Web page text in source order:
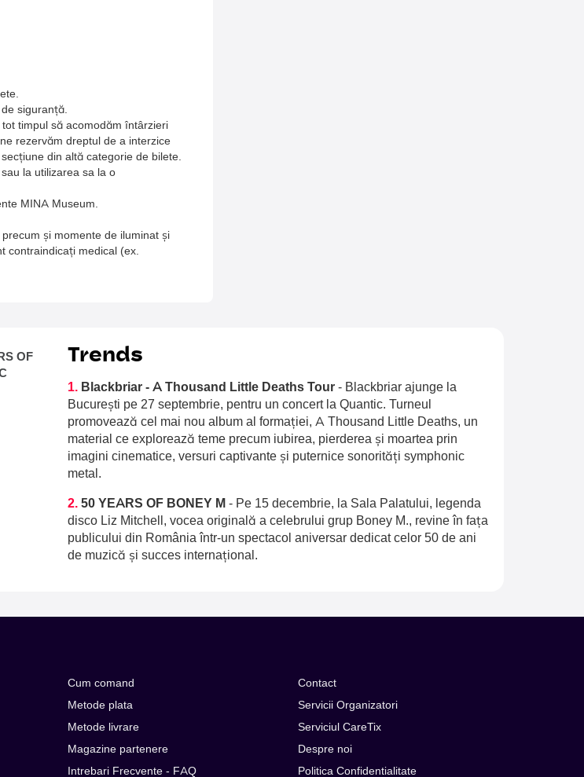
siguranță.
timpul să acomodăm întârzieri
rezervăm dreptul de a interzice
din altă categorie de bilete.
la utilizarea sa la o
MINA Museum.
și momente de iluminat și
contraindicați medical (ex.
OF
Trends
1. Blackbriar - A Thousand Little Deaths Tour - Blackbriar ajunge la
București pe 27 septembrie, pentru un concert la Quantic. Turneul
promovează cel mai nou album al formației, A Thousand Little Deaths, un
material ce explorează teme precum iubirea, pierderea și moartea prin
imagini cinematice, versuri captivante și puternice sonorități symphonic
metal.
2. 50 YEARS OF BONEY M - Pe 15 decembrie, la Sala Palatului, legenda
disco Liz Mitchell, vocea originală a celebrului grup Boney M., revine în fața
publicului din România într-un spectacol aniversar dedicat celor 50 de ani
de muzică și succes internațional.
Cum comand
Metode plata
Metode livrare
Magazine partenere
Intrebari Frecvente - FAQ
Contact
Servicii Organizatori
Serviciul CareTix
Despre noi
Politica Confidentialitate